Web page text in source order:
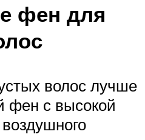
фен для
волос лучше
с высокой